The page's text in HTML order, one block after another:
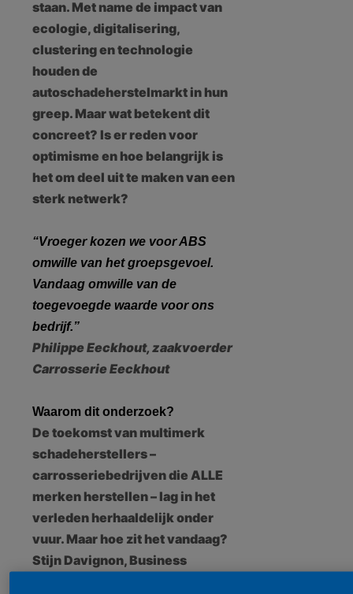
staan. Met name de impact van
ecologie, digitalisering,
clustering en technologie
houden de
autoschadeherstelmarkt in hun
greep. Maar wat betekent dit
concreet? Is er reden voor
optimisme en hoe belangrijk is
het om deel uit te maken van een
sterk netwerk?
“Vroeger kozen we voor ABS
omwille van het groepsgevoel.
Vandaag omwille van de
toegevoegde waarde voor ons
bedrijf.”
Philippe Eeckhout, zaakvoerder
Carrosserie Eeckhout
Waarom dit onderzoek?
De toekomst van multimerk
schadeherstellers –
carrosseriebedrijven die ALLE
merken herstellen – lag in het
verleden herhaaldelijk onder
vuur. Maar hoe zit het vandaag?
Stijn Davignon, Business